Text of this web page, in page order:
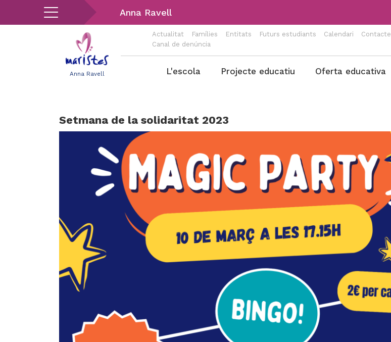
Anna Ravell
Anna Ravell
Actualitat Famílies Entitats Futurs estudiants Calendari Contacte
Canal de denúncia
Menu
L'escola Projecte educatiu Oferta educativa
Setmana de la solidaritat 2023